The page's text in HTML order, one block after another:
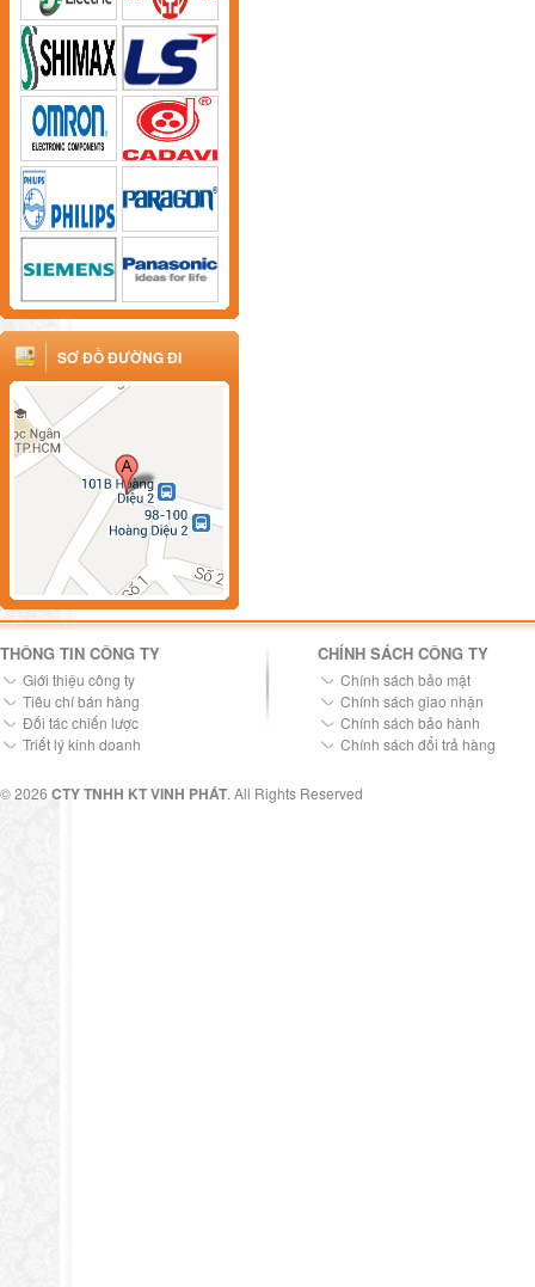
SƠ ĐỒ ĐƯỜNG ĐI
THÔNG TIN CÔNG TY
Giới thiệu công ty
Tiêu chí bán hàng
Đối tác chiến lược
Triết lý kinh doanh
CHÍNH SÁCH CÔNG TY
Chính sách bảo mật
Chính sách giao nhận
Chính sách bảo hành
Chính sách đổi trả hàng
© 2026 CTY TNHH KT VINH PHÁT. All Rights Reserved